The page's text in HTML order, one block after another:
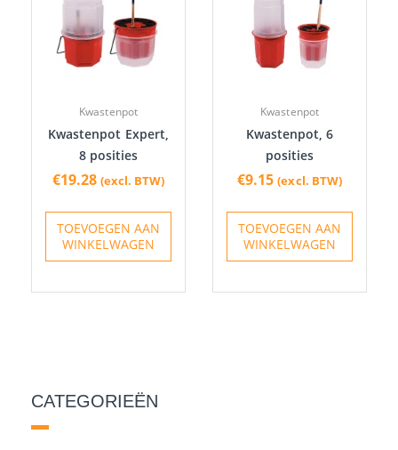
Kwastenpot
Kwastenpot Expert,
8 posities
€19.28 (excl. BTW)
TOEVOEGEN AAN
WINKELWAGEN
Kwastenpot
Kwastenpot, 6
posities
€9.15 (excl. BTW)
TOEVOEGEN AAN
WINKELWAGEN
CATEGORIEËN